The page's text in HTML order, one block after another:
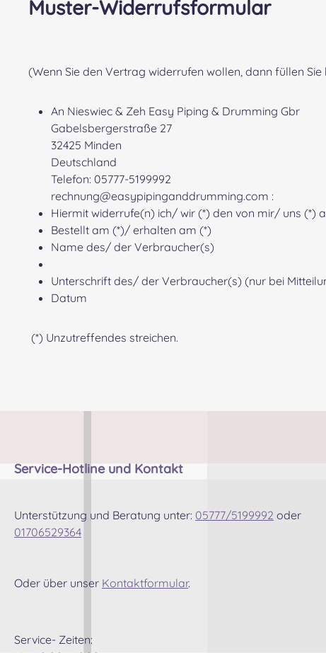
Muster-Widerrufsformular
(Wenn Sie den Vertrag widerrufen wollen, dann füllen
An Nieswiec & Zeh Easy Piping & Drumming Gbr
Gabelsbergerstraße 27
32425 Minden
Deutschland
Telefon: 05777-5199992
rechnung@easypipinganddrumming.com :
Hiermit widerrufe(n) ich/ wir (*) den von mir/ uns (*)
Bestellt am (*)/ erhalten am (*)
Name des/ der Verbraucher(s)
Unterschrift des/ der Verbraucher(s) (nur bei
Datum
(*) Unzutreffendes streichen.
Service-Hotline und Kontakt
Unterstützung und Beratung unter: 05777/5199992 oder
01706529364
Oder über unser Kontaktformular.
Service- Zeiten: